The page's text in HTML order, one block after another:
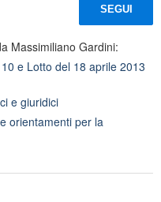
SEGUI
Massimiliano Gardini:
e Lotto del 18 aprile 2013
e giuridici
orientamenti per la